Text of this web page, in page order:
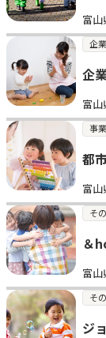
富山
企
企
富山
事
都
富
そ
＆
富山
そ
ジ